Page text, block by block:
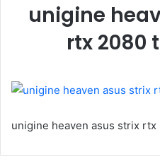
unigine
rtx 2080
unigine heaven asus strix rtx